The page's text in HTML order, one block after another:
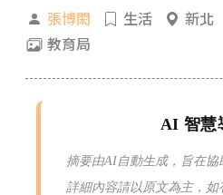
張博閎 生活 新北
教育局
AI 智慧
摘要由AI自動生成，旨在協
詳細內容請以原文為主，如